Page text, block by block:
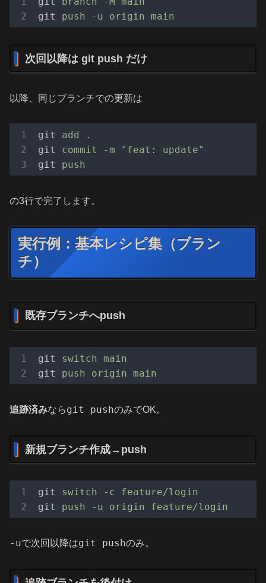
git
push -u origin main
次回以降は git push だけ
以降、同じブランチでの更新は
git
add .
git
commit -m "feat: update"
git
push
の3行で完了します。
実行例：基本レシピ集（ブラン
チ）
既存ブランチへpush
git
switch main
git
push origin main
追跡済みならgit pushのみでOK。
新規ブランチ作成→push
git
switch -c feature/login
git
push -u origin feature/login
-uで次回以降はgit pushのみ。